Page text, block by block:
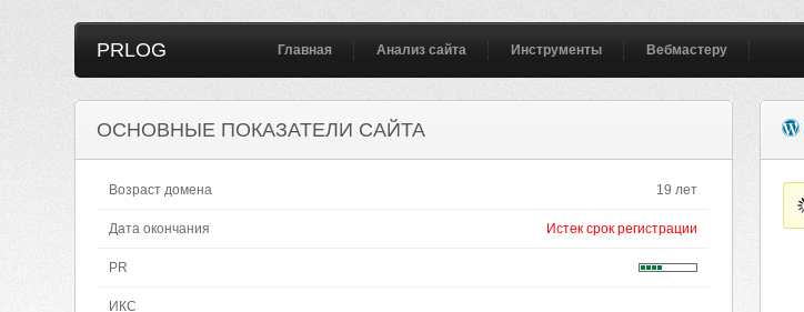
PRLOG Главная Анализ сайта Инструменты Вебмастеру
ОСНОВНЫЕ ПОКАЗАТЕЛИ САЙТА
Возраст домена 19 лет
Дата окончания Истек срок регистрации
PR
ИКС